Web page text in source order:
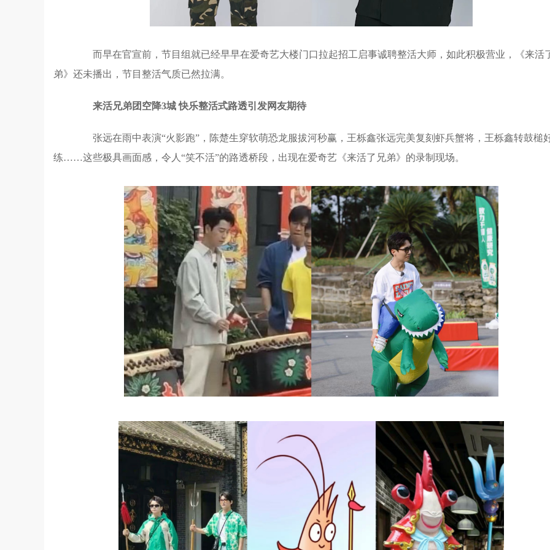
而早在官宣前，节目组就已经早早在爱奇艺大楼门口拉起招工启事诚聘整活大师，如此积极营业，《来活
弟》还未播出，节目整活气质已然拉满。
来活兄弟团空降3城 快乐整活式路透引发网友期待
张远在雨中表演“火影跑”，陈楚生穿软萌恐龙服拔河秒赢，王栎鑫张远完美复刻虾兵蟹将，王栎鑫转鼓槌
练……这些极具画面感，令人“笑不活”的路透桥段，出现在爱奇艺《来活了兄弟》的录制现场。